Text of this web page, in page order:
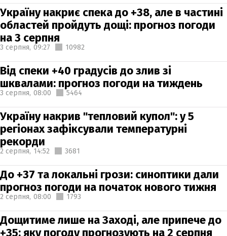
Україну накриє спека до +38, але в частині
областей пройдуть дощі: прогноз погоди
на 3 серпня
3 серпня, 09:27 10982
Від спеки +40 градусів до злив зі
шквалами: прогноз погоди на тиждень
3 серпня, 08:00 5464
Україну накрив "тепловий купол": у 5
регіонах зафіксували температурні
рекорди
2 серпня, 14:52 3681
До +37 та локальні грози: синоптики дали
прогноз погоди на початок нового тижня
2 серпня, 08:00 1793
Дощитиме лише на Заході, але припече до
+35: яку погоду прогнозують на 2 серпня